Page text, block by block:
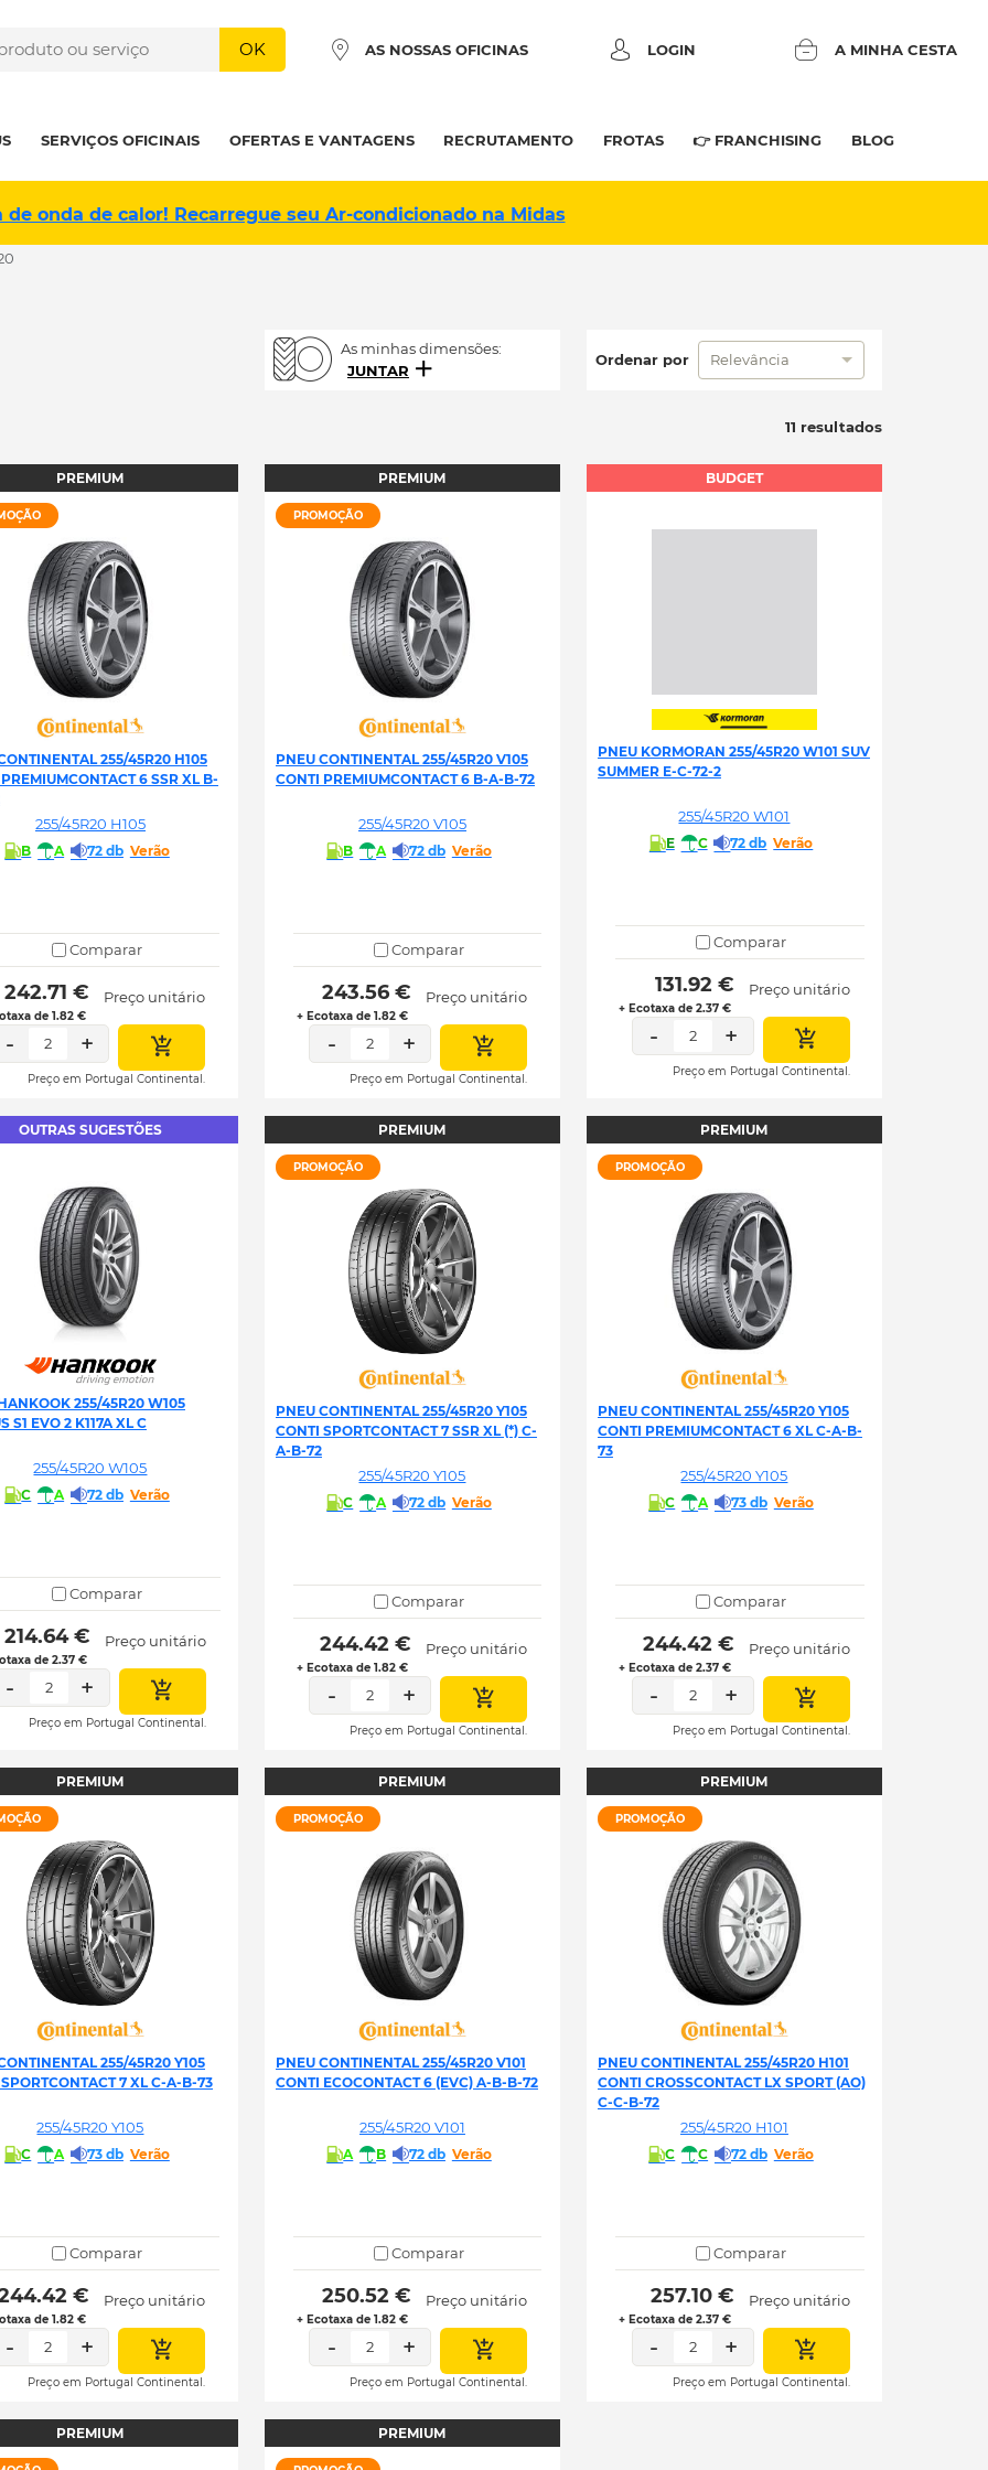
OK AS NOSSAS OFICINAS LOGIN A MINHA CESTA
SERVIÇOS OFICINAIS OFERTAS E VANTAGENS RECRUTAMENTO FROTAS 👉 FRANCHISING BLOG
de onda de calor! Recarregue seu Ar-condicionado na Midas
As minhas dimensões:
JUNTAR
Ordenar por Relevância
11 resultados
PREMIUM
255/45R20 H105
6 SSR XL B-
255/45R20 H105
B A 72 db Verão
Comparar
242.71 €
de 1.82 €
Preço unitário
- 2 +
Preço em Portugal Continental.
PREMIUM
PROMOÇÃO
PNEU CONTINENTAL 255/45R20 V105
CONTI PREMIUMCONTACT 6 B-A-B-72
255/45R20 V105
B A 72 db Verão
Comparar
243.56 €
+ Ecotaxa de 1.82 €
Preço unitário
- 2 +
Preço em Portugal Continental.
BUDGET
PNEU KORMORAN 255/45R20 W101 SUV
SUMMER E-C-72-2
255/45R20 W101
E C 72 db Verão
Comparar
131.92 €
+ Ecotaxa de 2.37 €
Preço unitário
- 2 +
Preço em Portugal Continental.
OUTRAS SUGESTÕES
255/45R20 W105
S1 EVO 2 K117A XL C
255/45R20 W105
C A 72 db Verão
Comparar
214.64 €
de 2.37 €
Preço unitário
- 2 +
Preço em Portugal Continental.
PREMIUM
PROMOÇÃO
PNEU CONTINENTAL 255/45R20 Y105
CONTI SPORTCONTACT 7 SSR XL (*) C-
A-B-72
255/45R20 Y105
C A 72 db Verão
Comparar
244.42 €
+ Ecotaxa de 1.82 €
Preço unitário
- 2 +
Preço em Portugal Continental.
PREMIUM
PROMOÇÃO
PNEU CONTINENTAL 255/45R20 Y105
CONTI PREMIUMCONTACT 6 XL C-A-B-
73
255/45R20 Y105
C A 73 db Verão
Comparar
244.42 €
+ Ecotaxa de 2.37 €
Preço unitário
- 2 +
Preço em Portugal Continental.
PREMIUM
255/45R20 Y105
7 XL C-A-B-73
255/45R20 Y105
C A 73 db Verão
Comparar
€
de 1.82 €
Preço unitário
- 2 +
Preço em Portugal Continental.
PREMIUM
PROMOÇÃO
PNEU CONTINENTAL 255/45R20 V101
CONTI ECOCONTACT 6 (EVC) A-B-B-72
255/45R20 V101
A B 72 db Verão
Comparar
250.52 €
+ Ecotaxa de 1.82 €
Preço unitário
- 2 +
Preço em Portugal Continental.
PREMIUM
PROMOÇÃO
PNEU CONTINENTAL 255/45R20 H101
CONTI CROSSCONTACT LX SPORT (AO)
C-C-B-72
255/45R20 H101
C C 72 db Verão
Comparar
257.10 €
+ Ecotaxa de 2.37 €
Preço unitário
- 2 +
Preço em Portugal Continental.
PREMIUM PREMIUM